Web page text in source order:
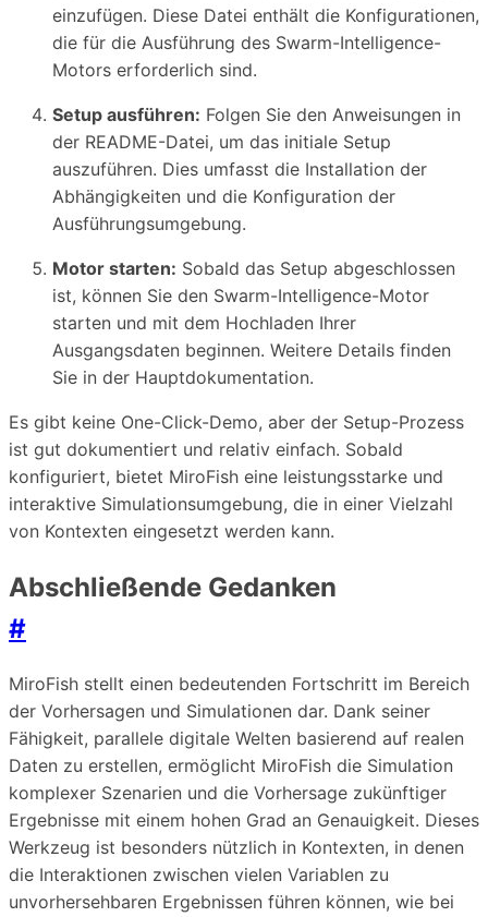
einzufügen. Diese Datei enthält die Konfigurationen,
die für die Ausführung des Swarm-Intelligence-
Motors erforderlich sind.
Setup ausführen: Folgen Sie den Anweisungen in
der README-Datei, um das initiale Setup
auszuführen. Dies umfasst die Installation der
Abhängigkeiten und die Konfiguration der
Ausführungsumgebung.
Motor starten: Sobald das Setup abgeschlossen
ist, können Sie den Swarm-Intelligence-Motor
starten und mit dem Hochladen Ihrer
Ausgangsdaten beginnen. Weitere Details finden
Sie in der Hauptdokumentation.
Es gibt keine One-Click-Demo, aber der Setup-Prozess
ist gut dokumentiert und relativ einfach. Sobald
konfiguriert, bietet MiroFish eine leistungsstarke und
interaktive Simulationsumgebung, die in einer Vielzahl
von Kontexten eingesetzt werden kann.
Abschließende Gedanken
#
MiroFish stellt einen bedeutenden Fortschritt im Bereich
der Vorhersagen und Simulationen dar. Dank seiner
Fähigkeit, parallele digitale Welten basierend auf realen
Daten zu erstellen, ermöglicht MiroFish die Simulation
komplexer Szenarien und die Vorhersage zukünftiger
Ergebnisse mit einem hohen Grad an Genauigkeit. Dieses
Werkzeug ist besonders nützlich in Kontexten, in denen
die Interaktionen zwischen vielen Variablen zu
unvorhersehbaren Ergebnissen führen können, wie bei